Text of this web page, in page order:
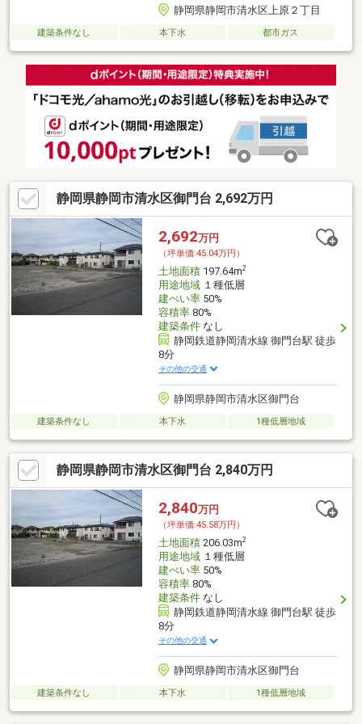
静岡県静岡市清水区上原２丁目
建築条件なし 本下水 都市ガス
静岡県静岡市清水区御門台 2,692万円
2,692万円
（坪単価:45.04万円）
土地面積197.64m2
用途地域１種低層
建ぺい率50%
容積率80%
建築条件なし
静岡鉄道静岡清水線 御門台駅 徒歩
8分
その他の交通
静岡県静岡市清水区御門台
建築条件なし 本下水 1種低層地域
静岡県静岡市清水区御門台 2,840万円
2,840万円
（坪単価:45.58万円）
土地面積206.03m2
用途地域１種低層
建ぺい率50%
容積率80%
建築条件なし
静岡鉄道静岡清水線 御門台駅 徒歩
8分
その他の交通
静岡県静岡市清水区御門台
建築条件なし 本下水 1種低層地域